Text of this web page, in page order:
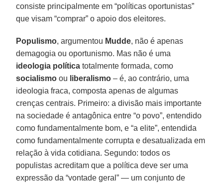
consiste principalmente em “políticas oportunistas”
que visam “comprar” o apoio dos eleitores.
Populismo, argumentou Mudde, não é apenas
demagogia ou oportunismo. Mas não é uma
ideologia política totalmente formada, como
socialismo ou liberalismo – é, ao contrário, uma
ideologia fraca, composta apenas de algumas
crenças centrais. Primeiro: a divisão mais importante
na sociedade é antagônica entre “o povo”, entendido
como fundamentalmente bom, e “a elite”, entendida
como fundamentalmente corrupta e desatualizada em
relação à vida cotidiana. Segundo: todos os
populistas acreditam que a política deve ser uma
expressão da “vontade geral” — um conjunto de